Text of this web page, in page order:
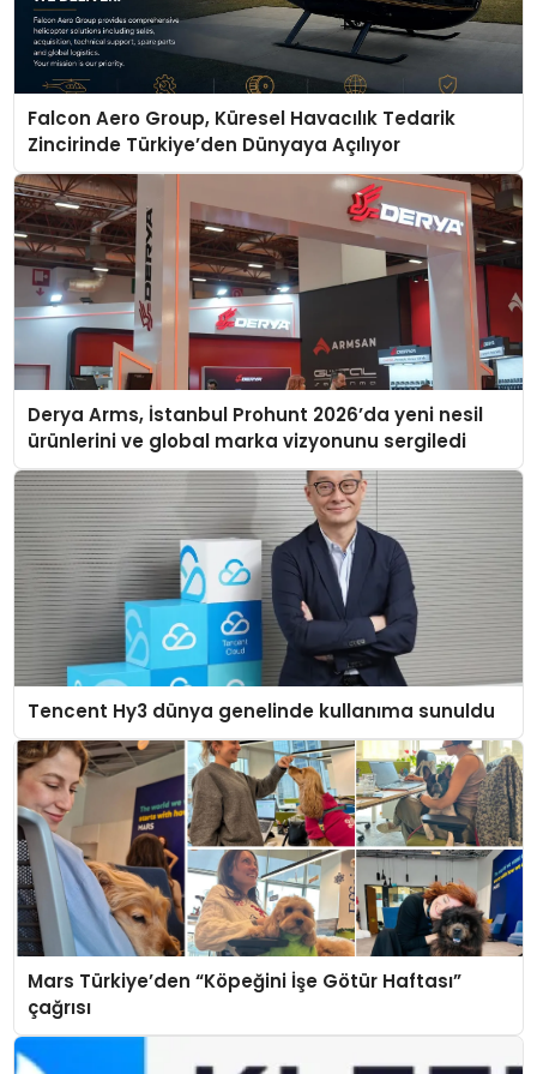
Falcon Aero Group, Küresel Havacılık Tedarik
Zincirinde Türkiye’den Dünyaya Açılıyor
Derya Arms, İstanbul Prohunt 2026’da yeni nesil
ürünlerini ve global marka vizyonunu sergiledi
Tencent Hy3 dünya genelinde kullanıma sunuldu
Mars Türkiye’den “Köpeğini İşe Götür Haftası”
çağrısı